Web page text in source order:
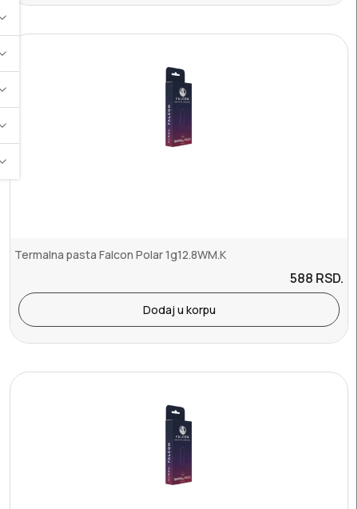
Termalna pasta Falcon Polar 1g12.8WM.K
588 RSD.
Dodaj u korpu